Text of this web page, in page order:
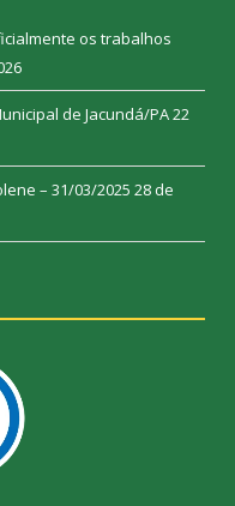
os trabalhos
de Jacundá/PA22
– 31/03/2025 28 de